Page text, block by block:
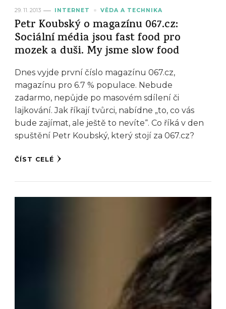
29. 11. 2013 INTERNET VĚDA A TECHNIKA
Petr Koubský o magazínu 067.cz:
Sociální média jsou fast food pro
mozek a duši. My jsme slow food
Dnes vyjde první číslo magazínu 067.cz,
magazínu pro 6.7 % populace. Nebude
zadarmo, nepůjde po masovém sdílení či
lajkování. Jak říkají tvůrci, nabídne „to, co vás
bude zajímat, ale ještě to nevíte“. Co říká v den
spuštění Petr Koubský, který stojí za 067.cz?
ČÍST CELÉ